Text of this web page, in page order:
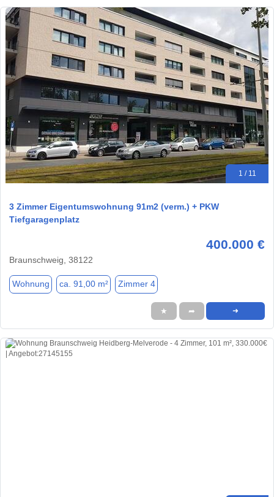
1 / 11
3 Zimmer Eigentumswohnung 91m2 (verm.) + PKW
Tiefgaragenplatz
400.000 €
Braunschweig, 38122
Wohnung ca. 91,00 m² Zimmer 4
★ ➦ ➜